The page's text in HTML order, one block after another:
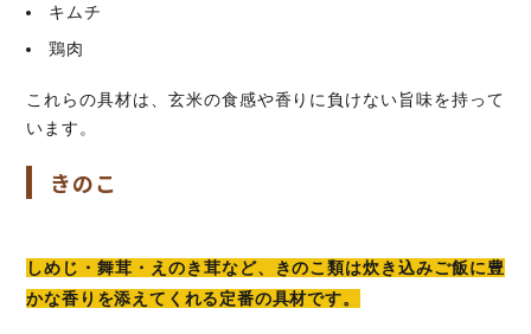
キムチ
鶏肉
これらの具材は、玄米の食感や香りに負けない旨味を持って
います。
きのこ
しめじ・舞茸・えのき茸など、きのこ類は炊き込みご飯に豊
かな香りを添えてくれる定番の具材です。